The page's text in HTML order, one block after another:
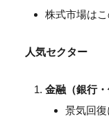
株式市場は
人気セクター
金融（銀行・
景気回